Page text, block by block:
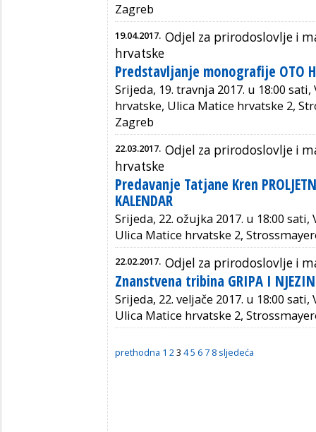
Zagreb
19.04.2017. Odjel za prirodoslovlje i
hrvatske
Predstavljanje monografije OTO
Srijeda, 19. travnja 2017. u 18:00
hrvatske, Ulica Matice hrvatske 2,
Zagreb
22.03.2017. Odjel za prirodoslovlje i
hrvatske
Predavanje Tatjane Kren
KALENDAR
Srijeda, 22. ožujka 2017. u 18:00
Ulica Matice hrvatske 2,
22.02.2017. Odjel za prirodoslovlje i
Znanstvena tribina GRIPA I
Srijeda, 22. veljače 2017. u 18:00
Ulica Matice hrvatske 2,
prethodna 1 23 45 6 7 8 sljedeća